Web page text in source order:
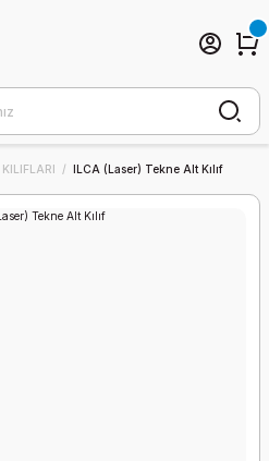
ILCA (Laser) Tekne Alt Kılıf